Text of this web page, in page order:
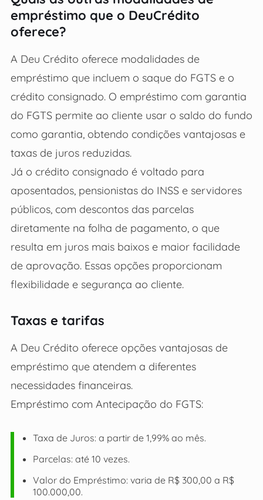
empréstimo que o DeuCrédito
oferece?
A Deu Crédito oferece modalidades de
empréstimo que incluem o saque do FGTS e o
crédito consignado. O empréstimo com garantia
do FGTS permite ao cliente usar o saldo do fundo
como garantia, obtendo condições vantajosas e
taxas de juros reduzidas.
Já o crédito consignado é voltado para
aposentados, pensionistas do INSS e servidores
públicos, com descontos das parcelas
diretamente na folha de pagamento, o que
resulta em juros mais baixos e maior facilidade
de aprovação. Essas opções proporcionam
flexibilidade e segurança ao cliente.
Taxas e tarifas
A Deu Crédito oferece opções vantajosas de
empréstimo que atendem a diferentes
necessidades financeiras.
Empréstimo com Antecipação do FGTS:
Taxa de Juros: a partir de 1,99% ao mês.
Parcelas: até 10 vezes.
Valor do Empréstimo: varia de R$ 300,00 a R$
100.000,00.